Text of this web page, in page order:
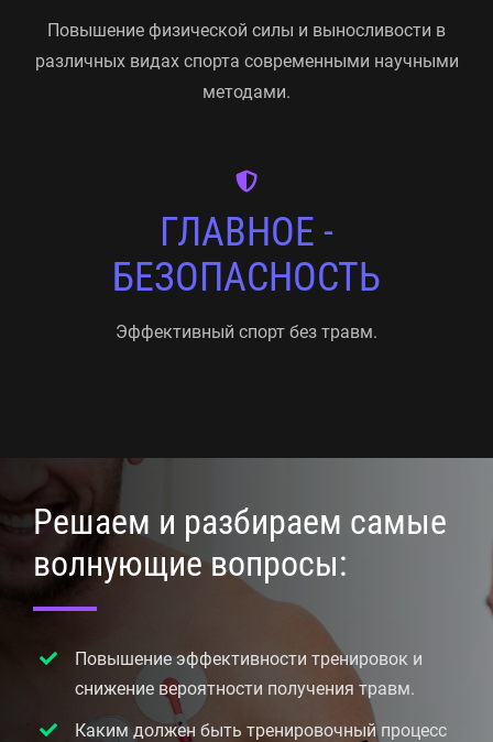
Повышение физической силы и выносливости в
различных видах спорта современными научными
методами.
ГЛАВНОЕ -
БЕЗОПАСНОСТЬ
Эффективный спорт без травм.
Решаем и разбираем самые
волнующие вопросы:
Повышение эффективности тренировок и
снижение вероятности получения травм.
Каким должен быть тренировочный процесс